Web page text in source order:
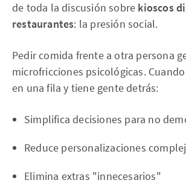
de toda la discusión sobre kioscos
restaurantes: la presión social.
Pedir comida frente a otra persona
microfricciones psicológicas.
en una fila y tiene gente detrás:
Simplifica decisiones para no
Reduce personalizaciones
Elimina extras "innecesarios"